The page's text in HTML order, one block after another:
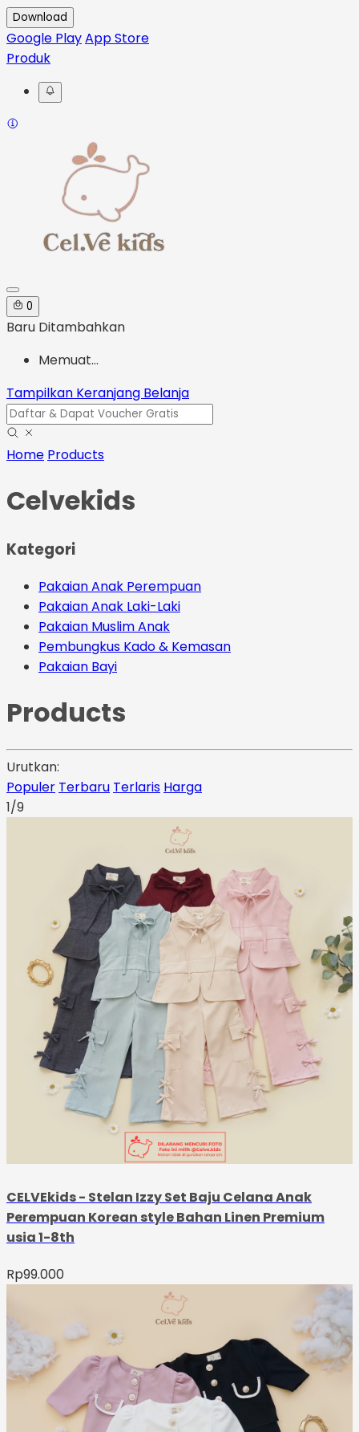
Download
Google PlayApp Store
Produk
0
Baru Ditambahkan
Memuat...
Tampilkan Keranjang Belanja
Home Products
Celvekids
Kategori
Pakaian Anak Perempuan
Pakaian Anak Laki-Laki
Pakaian Muslim Anak
Pembungkus Kado & Kemasan
Pakaian Bayi
Products
Urutkan:
Populer Terbaru Terlaris Harga
1/9
CELVEkids - Stelan Izzy Set Baju Celana Anak
Perempuan Korean style Bahan Linen Premium
usia 1-8th
Rp99.000